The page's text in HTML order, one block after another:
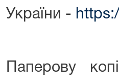
України -
Паперову